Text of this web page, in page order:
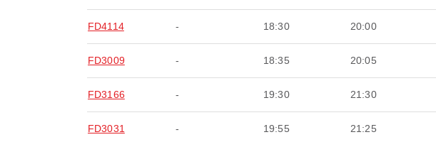
FD4114 - 18:30 20:00
FD3009 - 18:35 20:05
FD3166 - 19:30 21:30
FD3031 - 19:55 21:25